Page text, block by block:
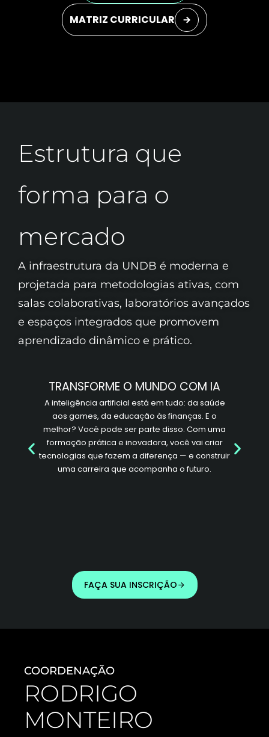
MATRIZ CURRICULAR
Estrutura que
forma para o
mercado
A infraestrutura da UNDB é moderna e
projetada para metodologias ativas, com
salas colaborativas, laboratórios avançados
e espaços integrados que promovem
aprendizado dinâmico e prático.
TRANSFORME O MUNDO COM IA
A inteligência artificial está em tudo: da saúde
aos games, da educação às finanças. E o
melhor? Você pode ser parte disso. Com uma
formação prática e inovadora, você vai criar
tecnologias que fazem a diferença — e construir
uma carreira que acompanha o futuro.
FAÇA SUA INSCRIÇÃO
COORDENAÇÃO
RODRIGO
MONTEIRO